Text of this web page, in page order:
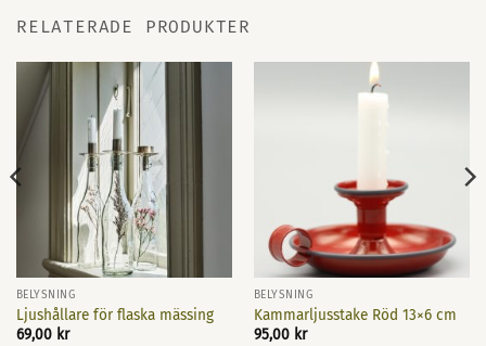
RELATERADE PRODUKTER
BELYSNING
Ljushållare för flaska mässing
69,00 kr
BELYSNING
Kammarljusstake Röd 13×6 cm
95,00 kr